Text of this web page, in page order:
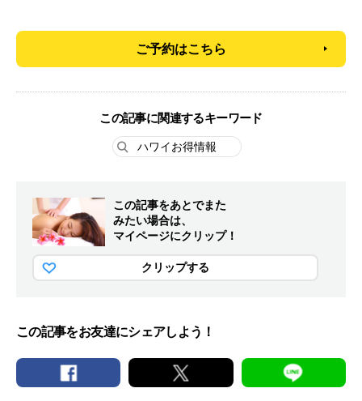
ご予約はこちら
この記事に関連するキーワード
ハワイお得情報
この記事をあとでまた
みたい場合は、
マイページにクリップ！
クリップする
この記事をお友達にシェアしよう！